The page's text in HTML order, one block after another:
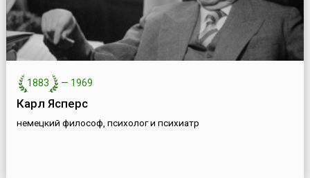
1883 — 1969
Карл Ясперс
немецкий философ, психолог и психиатр